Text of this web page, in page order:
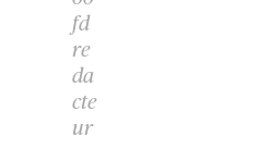
fd
re
da
cte
ur